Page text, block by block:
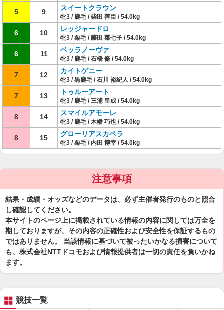
5 9 スイートクラウン
牝3 / 鹿毛 / 柴田 善臣 / 54.0kg
6 10 レッジャードロ
牝3 / 栗毛 / 藤田 菜七子 / 54.0kg
6 11 ベッラノーヴァ
牝3 / 鹿毛 / 石橋 脩 / 54.0kg
7 12 カイトゲニー
牝3 / 黒鹿毛 / 石川 裕紀人 / 54.0kg
7 13 トゥルーアート
牝3 / 鹿毛 / 三浦 皇成 / 54.0kg
8 14 スマイルアモーレ
牝3 / 鹿毛 / 木幡 巧也 / 54.0kg
8 15 グローリアスカペラ
牝3 / 栗毛 / 内田 博幸 / 54.0kg
注意事項
結果・成績・オッズなどのデータは、必ず主催者発行のものと照合
し確認してください。
本サイトのページ上に掲載されている情報の内容に関しては万全を
期しておりますが、その内容の正確性および安全性を保証するもの
ではありません。 当該情報に基づいて被ったいかなる損害について
も、株式会社NTTドコモおよび情報提供者は一切の責任を負いかね
ます。
競技一覧